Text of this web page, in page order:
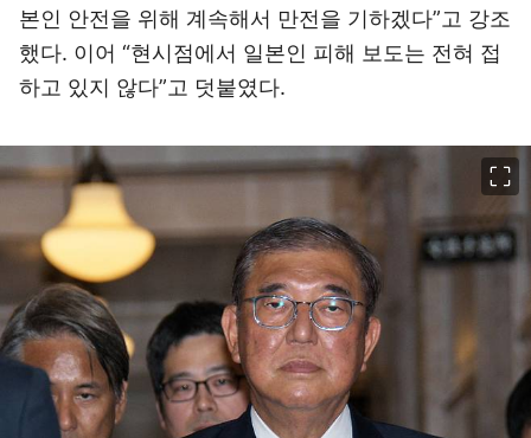
본인 안전을 위해 계속해서 만전을 기하겠다”고 강조
했다. 이어 “현시점에서 일본인 피해 보도는 전혀 접
하고 있지 않다”고 덧붙였다.